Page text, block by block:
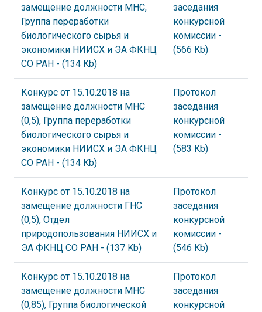
замещение должности МНС,
Группа переработки
биологического сырья и
экономики НИИСХ и ЭА ФКНЦ
СО РАН - (134 Kb)
заседания
конкурсной
комиссии -
(566 Kb)
Конкурс от 15.10.2018 на
замещение должности МНС
(0,5), Группа переработки
биологического сырья и
экономики НИИСХ и ЭА ФКНЦ
СО РАН - (134 Kb)
Протокол
заседания
конкурсной
комиссии -
(583 Kb)
Конкурс от 15.10.2018 на
замещение должности ГНС
(0,5), Отдел
природопользования НИИСХ и
ЭА ФКНЦ СО РАН - (137 Kb)
Протокол
заседания
конкурсной
комиссии -
(546 Kb)
Конкурс от 15.10.2018 на
замещение должности МНС
(0,85), Группа биологической
Протокол
заседания
конкурсной